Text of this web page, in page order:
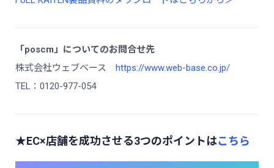
「poscm」についてのお問合せ先
株式会社ウェブベース https://www.web-base.co.jp/
TEL：0120-977-054
★EC×店舗を成功させる3つのポイントはこちら